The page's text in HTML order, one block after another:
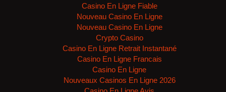
Casino En Ligne Fiable
Nouveau Casino En Ligne
Nouveau Casino En Ligne
Crypto Casino
Casino En Ligne Retrait Instantané
Casino En Ligne Francais
Casino En Ligne
Nouveaux Casinos En Ligne 2026